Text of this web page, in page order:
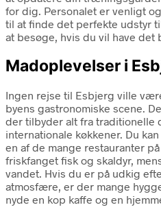
for dig. Personalet er venligt
til at finde det perfekte udstyr
at besøge, hvis du vil have det
Madoplevelser i
Ingen rejse til Esbjerg ville
byens gastronomiske scene.
der tilbyder alt fra traditionelle
internationale køkkener. Du
en af de mange restauranter
friskfanget fisk og skaldyr,
vandet. Hvis du er på udkig
atmosfære, er der mange
nyde en kop kaffe og en